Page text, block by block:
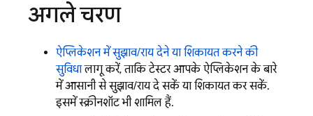
अगले चरण
ऐप्लिकेशन में सुझाव/राय देने या शिकायत करने की
सुविधालागू करें, ताकि टेस्टर आपके ऐप्लिकेशन के बारे
में आसानी से सुझाव/राय दे सकें या शिकायत कर सकें.
इसमें स्क्रीनशॉट भी शामिल हैं.